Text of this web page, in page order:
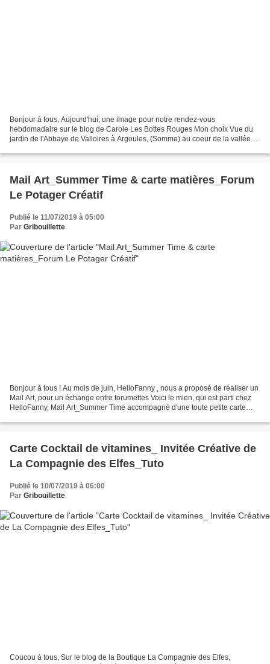
Bonjour à tous, Aujourd'hui, une image pour notre rendez-vous
hebdomadaire sur le blog de Carole Les Bottes Rouges Mon choix Vue du
jardin de l'Abbaye de Valloires à Argoules, (Somme) au coeur de la vallée
Mail Art_Summer Time & carte matières_Forum
Le Potager Créatif
Publié le 11/07/2019 à 05:00
Par Gribouillette
Bonjour à tous ! Au mois de juin, HelloFanny , nous a proposé de réaliser un
Mail Art, pour un échange entre forumettes Voici le mien, qui est parti chez
HelloFanny, Mail Art_Summer Time accompagné d'une toute petite carte
Carte Cocktail de vitamines_ Invitée Créative de
La Compagnie des Elfes_Tuto
Publié le 10/07/2019 à 06:00
Par Gribouillette
Coucou à tous, Sur le blog de la Boutique La Compagnie des Elfes,